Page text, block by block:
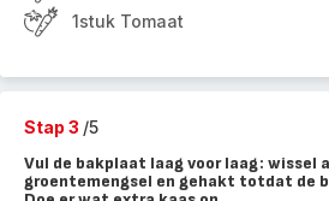
1stuk Tomaat
Stap 3 /5
Vul de bakplaat laag voor laag: wissel
groentemengsel en gehakt totdat de